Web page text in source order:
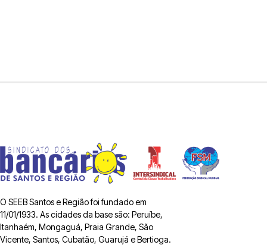
O SEEB Santos e Região foi fundado em
11/01/1933. As cidades da base são: Peruíbe,
Itanhaém, Mongaguá, Praia Grande, São
Vicente, Santos, Cubatão, Guarujá e Bertioga.